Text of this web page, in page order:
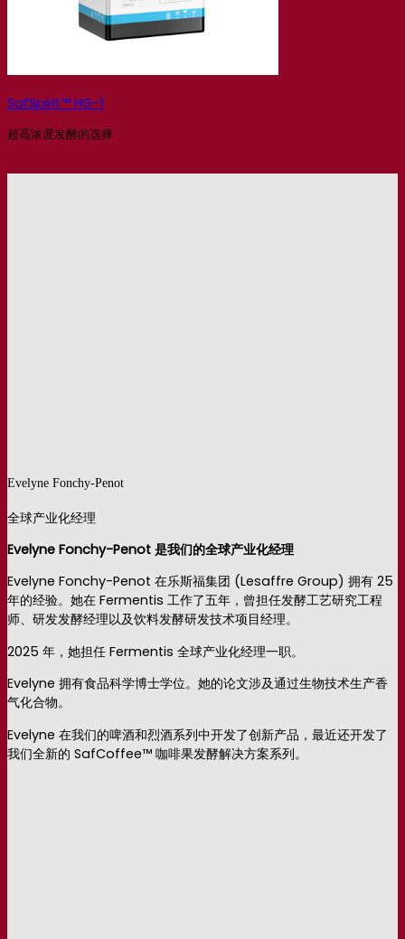
SafSpirit™ HG-1
超高浓度发酵的选择
Evelyne Fonchy-Penot
全球产业化经理
Evelyne Fonchy-Penot 是我们的全球产业化经理
Evelyne Fonchy-Penot 在乐斯福集团 (Lesaffre Group) 拥有 25
年的经验。她在 Fermentis 工作了五年，曾担任发酵工艺研究工程
师、研发发酵经理以及饮料发酵研发技术项目经理。
2025 年，她担任 Fermentis 全球产业化经理一职。
Evelyne 拥有食品科学博士学位。她的论文涉及通过生物技术生产香
气化合物。
Evelyne 在我们的啤酒和烈酒系列中开发了创新产品，最近还开发了
我们全新的 SafCoffee™ 咖啡果发酵解决方案系列。